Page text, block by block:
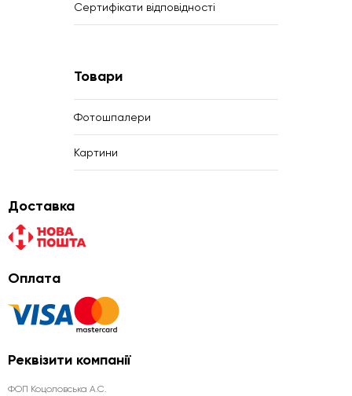
Сертифікати відповідності
Товари
Фотошпалери
Картини
Доставка
Оплата
Реквізити компанії
ФОП Коцоловська А.С.